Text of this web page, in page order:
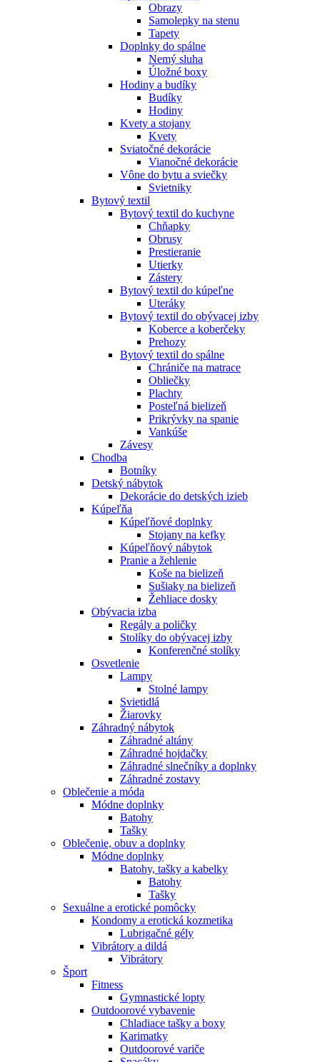
Obrazy
Samolepky na stenu
Tapety
Doplnky do spálne
Nemý sluha
Úložné boxy
Hodiny a budíky
Budíky
Hodiny
Kvety a stojany
Kvety
Sviatočné dekorácie
Vianočné dekorácie
Vône do bytu a sviečky
Svietniky
Bytový textil
Bytový textil do kuchyne
Chňapky
Obrusy
Prestieranie
Utierky
Zástery
Bytový textil do kúpeľne
Uteráky
Bytový textil do obývacej izby
Koberce a koberčeky
Prehozy
Bytový textil do spálne
Chrániče na matrace
Obliečky
Plachty
Posteľná bielizeň
Prikrývky na spanie
Vankúše
Závesy
Chodba
Botníky
Detský nábytok
Dekorácie do detských izieb
Kúpeľňa
Kúpeľňové doplnky
Stojany na kefky
Kúpeľňový nábytok
Pranie a žehlenie
Koše na bielizeň
Sušiaky na bielizeň
Žehliace dosky
Obývacia izba
Regály a poličky
Stolíky do obývacej izby
Konferenčné stolíky
Osvetlenie
Lampy
Stolné lampy
Svietidlá
Žiarovky
Záhradný nábytok
Záhradné altány
Záhradné hojdačky
Záhradné slnečníky a doplnky
Záhradné zostavy
Oblečenie a móda
Módne doplnky
Batohy
Tašky
Oblečenie, obuv a doplnky
Módne doplnky
Batohy, tašky a kabelky
Batohy
Tašky
Sexuálne a erotické pomôcky
Kondomy a erotická kozmetika
Lubrigačné gély
Vibrátory a dildá
Vibrátory
Šport
Fitness
Gymnastické lopty
Outdoorové vybavenie
Chladiace tašky a boxy
Karimatky
Outdoorové variče